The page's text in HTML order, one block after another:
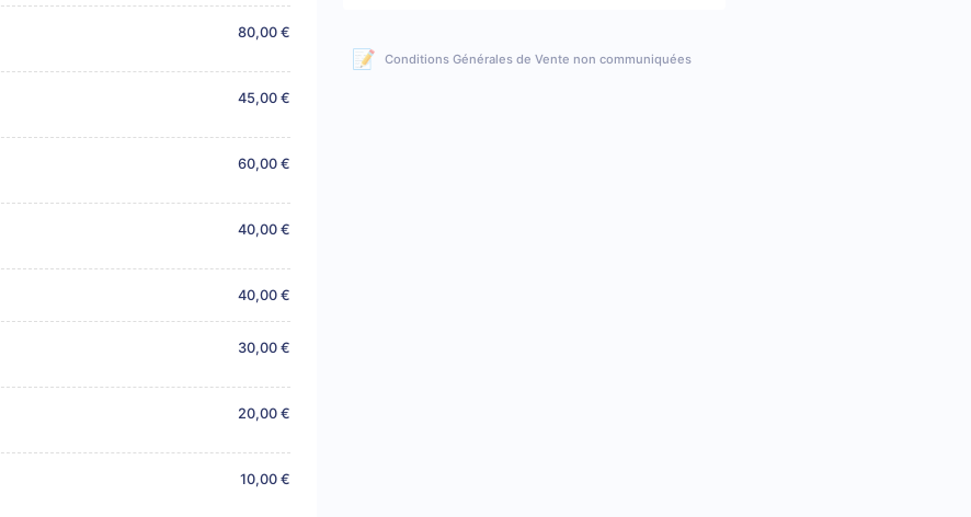
80,00 €
45,00 €
60,00 €
40,00 €
40,00 €
30,00 €
20,00 €
10,00 €
📝 Conditions Générales de Vente non communiquées